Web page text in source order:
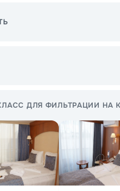
ДЛЯ ФИЛЬТРАЦИИ НА